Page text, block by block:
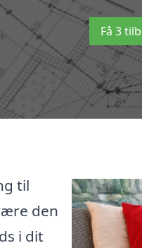
Få 3
til
den
i dit